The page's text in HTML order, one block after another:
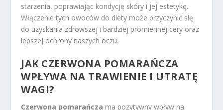
starzenia, poprawiając kondycję skóry i jej estetykę.
Włączenie tych owoców do diety może przyczynić się
do uzyskania zdrowszej i bardziej promiennej cery oraz
lepszej ochrony naszych oczu.
JAK CZERWONA POMARAŃCZA
WPŁYWA NA TRAWIENIE I UTRATĘ
WAGI?
Czerwona pomarańcza ma pozytywny wpływ na